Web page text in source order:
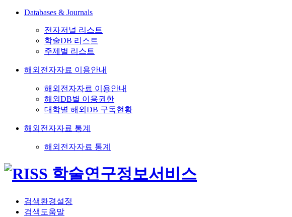
Databases & Journals
전자저널 리스트
학술DB 리스트
주제별 리스트
해외전자자료 이용안내
해외전자자료 이용안내
해외DB별 이용권한
대학별 해외DB 구독현황
해외전자자료 통계
해외전자자료 통계
검색환경설정
검색도움말